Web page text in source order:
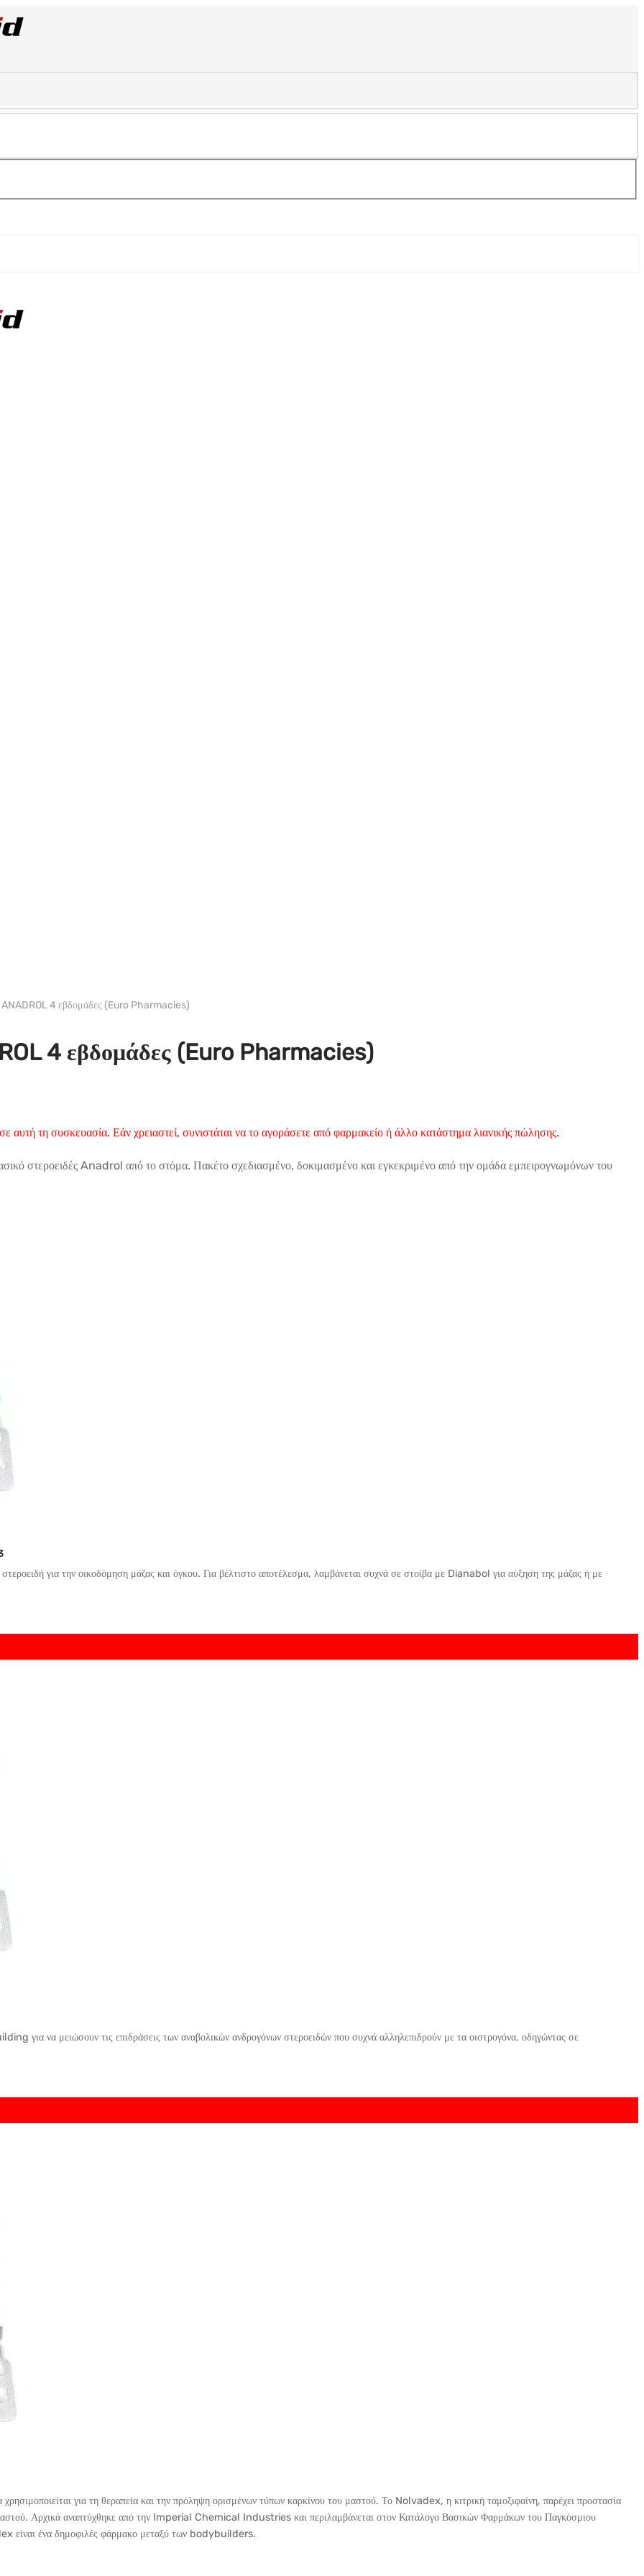
ANADROL 4 εβδομάδες (Euro Pharmacies)
4 εβδομάδες (Euro Pharmacies)
αυτή τη συσκευασία. Εάν χρειαστεί, συνιστάται να το αγοράσετε από φαρμακείο ή άλλο κατάστημα λιανικής πώλησης.
στεροειδές Anadrol από το στόμα. Πακέτο σχεδιασμένο, δοκιμασμένο και εγκεκριμένο από την ομάδα εμπειρογνωμόνων του
για την οικοδόμηση μάζας και όγκου. Για βέλτιστο αποτέλεσμα, λαμβάνεται συχνά σε στοίβα με Dianabol για αύξηση της μάζας ή με
να μειώσουν τις επιδράσεις των αναβολικών ανδρογόνων στεροειδών που συχνά αλληλεπιδρούν με τα οιστρογόνα, οδηγώντας σε
για τη θεραπεία και την πρόληψη ορισμένων τύπων καρκίνου του μαστού. Το Nolvadex, η κιτρική ταμοξιφαίνη, παρέχει προστασία
μαστού. Αρχικά αναπτύχθηκε από την Imperial Chemical Industries και περιλαμβάνεται στον Κατάλογο Βασικών Φαρμάκων του Παγκόσμιου
είναι ένα δημοφιλές φάρμακο μεταξύ των bodybuilders.